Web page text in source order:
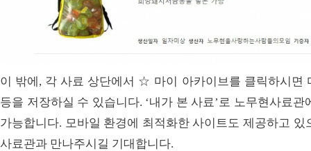
이 밖에, 각 사료 상단에서 ☆ 마이 아카이브를 클릭하시면
등을 저장하실 수 있습니다. ‘내가 본 사료’로 노무현사료
가능합니다. 모바일 환경에 최적화한 사이트도 제공하고
사료관과 만나주시길 기대합니다.